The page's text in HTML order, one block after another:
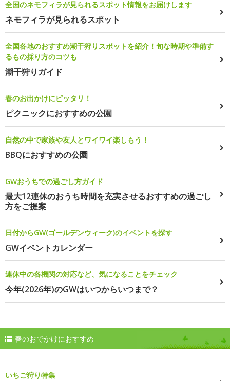
全国のネモフィラが見られるスポット情報をお届けします
ネモフィラが見られるスポット
全国各地のおすすめ潮干狩りスポットを紹介！旬な時期や準備す
るもの採り方のコツも
潮干狩りガイド
春のお出かけにピッタリ！
ピクニックにおすすめの公園
自然の中で家族や友人とワイワイ楽しもう！
BBQにおすすめの公園
GWおうちでの過ごし方ガイド
最大12連休のおうち時間を充実させるおすすめの過ごし
方をご提案
日付からGW(ゴールデンウィーク)のイベントを探す
GWイベントカレンダー
連休中の各機関の対応など、気になることをチェック
今年(2026年)のGWはいつからいつまで？
春のおでかけにおすすめ
いちご狩り特集